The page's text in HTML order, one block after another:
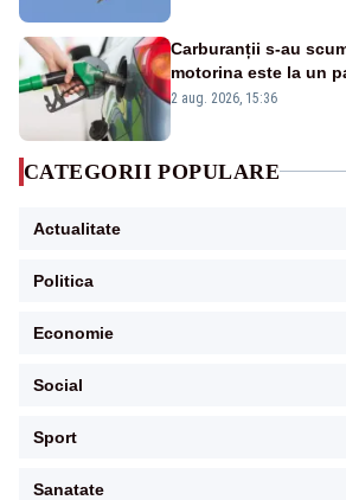
Carburanții s-au
motorina este la un
2 aug. 2026, 15:36
CATEGORII POPULARE
Actualitate
Politica
Economie
Social
Sport
Sanatate